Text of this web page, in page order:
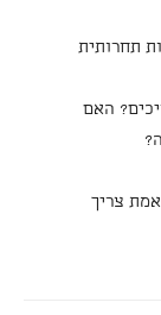
תחרותית
האם
צריך